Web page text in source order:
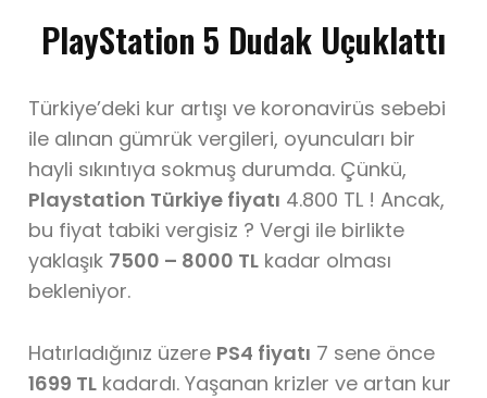
PlayStation 5 Dudak Uçuklattı
Türkiye’deki kur artışı ve koronavirüs sebebi
ile alınan gümrük vergileri, oyuncuları bir
hayli sıkıntıya sokmuş durumda. Çünkü,
Playstation Türkiye fiyatı 4.800 TL ! Ancak,
bu fiyat tabiki vergisiz ? Vergi ile birlikte
yaklaşık 7500 – 8000 TL kadar olması
bekleniyor.
Hatırladığınız üzere PS4 fiyatı 7 sene önce
1699 TL kadardı. Yaşanan krizler ve artan kur